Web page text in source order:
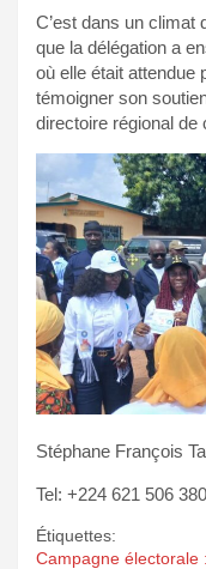
C’est dans un climat
que la délégation a
où elle était attendue
témoigner son
directoire régional de
Stéphane François
Tel: +224 621 506 380
Étiquettes:
Campagne électorale